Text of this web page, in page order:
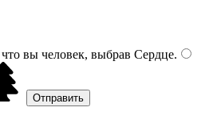
вы человек, выбрав Сердце.